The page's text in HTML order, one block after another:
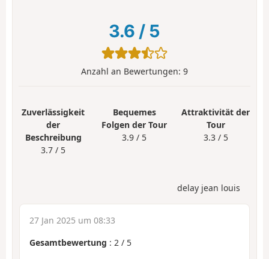
3.6 / 5
Anzahl an Bewertungen: 9
Zuverlässigkeit
der
Beschreibung
3.7 / 5
Bequemes
Folgen der Tour
3.9 / 5
Attraktivität der
Tour
3.3 / 5
delay jean louis
27 Jan 2025 um 08:33
Gesamtbewertung : 2 / 5